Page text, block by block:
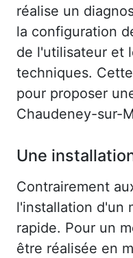
réalise un
la configuration
de l'utilisateur et
techniques.
pour proposer
Chaudeney-sur-
Une
Contrairement
l'installation d'un
rapide. Pour un
être réalisée en